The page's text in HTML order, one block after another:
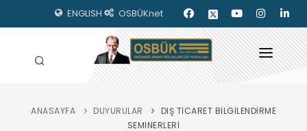
ENGLISH OSBÜKnet
HAKKIMIZDA
ANASAYFA DUYURULAR
DIŞ TİCARET BİLGİLENDİRME
SEMİNERLERİ